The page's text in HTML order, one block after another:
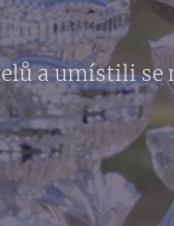
a umístili se